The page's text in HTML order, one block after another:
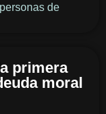
de
primera
moral